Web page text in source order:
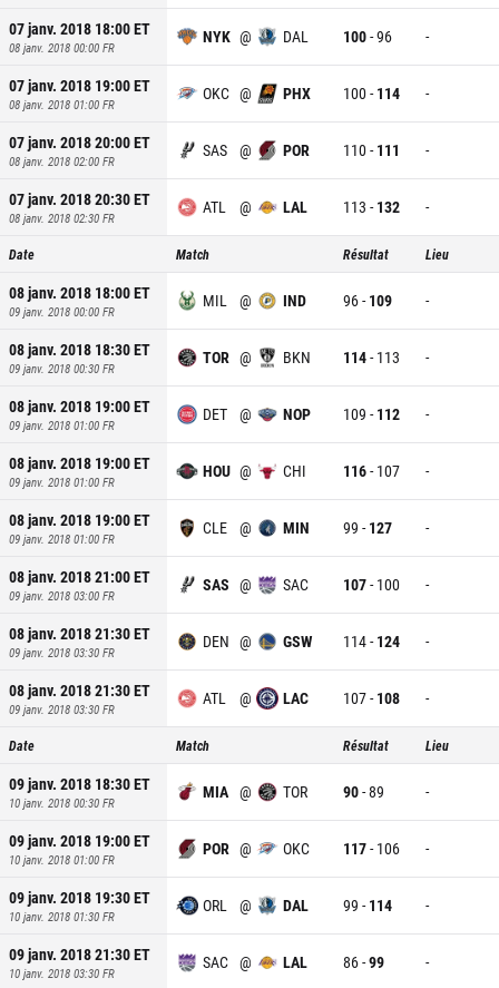
07 janv. 2018 18:00ET
08 janv. 2018 00:00 FR
NYK @ DAL 100-96 -
07 janv. 2018 19:00ET
08 janv. 2018 01:00 FR
OKC @ PHX 100- 114 -
07 janv. 2018 20:00ET
08 janv. 2018 02:00 FR
SAS @ POR 110- 111 -
07 janv. 2018 20:30ET
08 janv. 2018 02:30 FR
ATL @ LAL 113 - 132 -
Date Match Résultat Lieu
08 janv. 2018 18:00ET
09 janv. 2018 00:00 FR
MIL @ IND 96- 109 -
08 janv. 2018 18:30ET
09 janv. 2018 00:30 FR
TOR @ BKN 114- 113 -
08 janv. 2018 19:00ET
09 janv. 2018 01:00 FR
DET @ NOP 109 - 112 -
08 janv. 2018 19:00ET
09 janv. 2018 01:00 FR
HOU @ CHI 116- 107 -
08 janv. 2018 19:00ET
09 janv. 2018 01:00 FR
CLE @ MIN 99 - 127 -
08 janv. 2018 21:00ET
09 janv. 2018 03:00 FR
SAS @ SAC 107- 100 -
08 janv. 2018 21:30ET
09 janv. 2018 03:30 FR
DEN @ GSW 114- 124 -
08 janv. 2018 21:30ET
09 janv. 2018 03:30 FR
ATL @ LAC 107- 108 -
Date Match Résultat Lieu
09 janv. 2018 18:30ET
10 janv. 2018 00:30 FR
MIA @ TOR 90-89 -
09 janv. 2018 19:00ET
10 janv. 2018 01:00 FR
POR @ OKC 117- 106 -
09 janv. 2018 19:30ET
10 janv. 2018 01:30 FR
ORL @ DAL 99 - 114 -
09 janv. 2018 21:30ET
10 janv. 2018 03:30 FR
SAC @ LAL 86-99 -